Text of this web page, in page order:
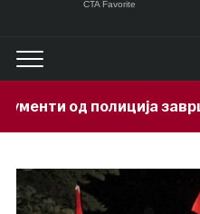
завршија во ВМРО?